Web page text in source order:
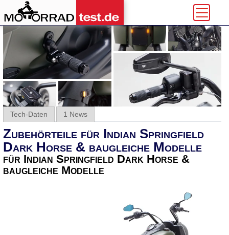
Tech-Daten 1 News
Zubehörteile für Indian Springfield
Dark Horse & baugleiche Modelle
für Indian Springfield Dark Horse &
baugleiche Modelle